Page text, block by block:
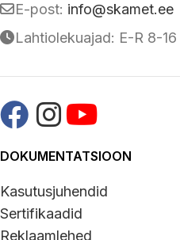
E-post: info@skamet.ee
Lahtiolekuajad: E-R 8-16
DOKUMENTATSIOON
Kasutusjuhendid
Sertifikaadid
Reklaamlehed